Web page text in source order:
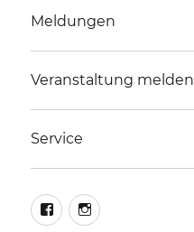
Meldungen
Veranstaltung melden
Service
facebookinstagram